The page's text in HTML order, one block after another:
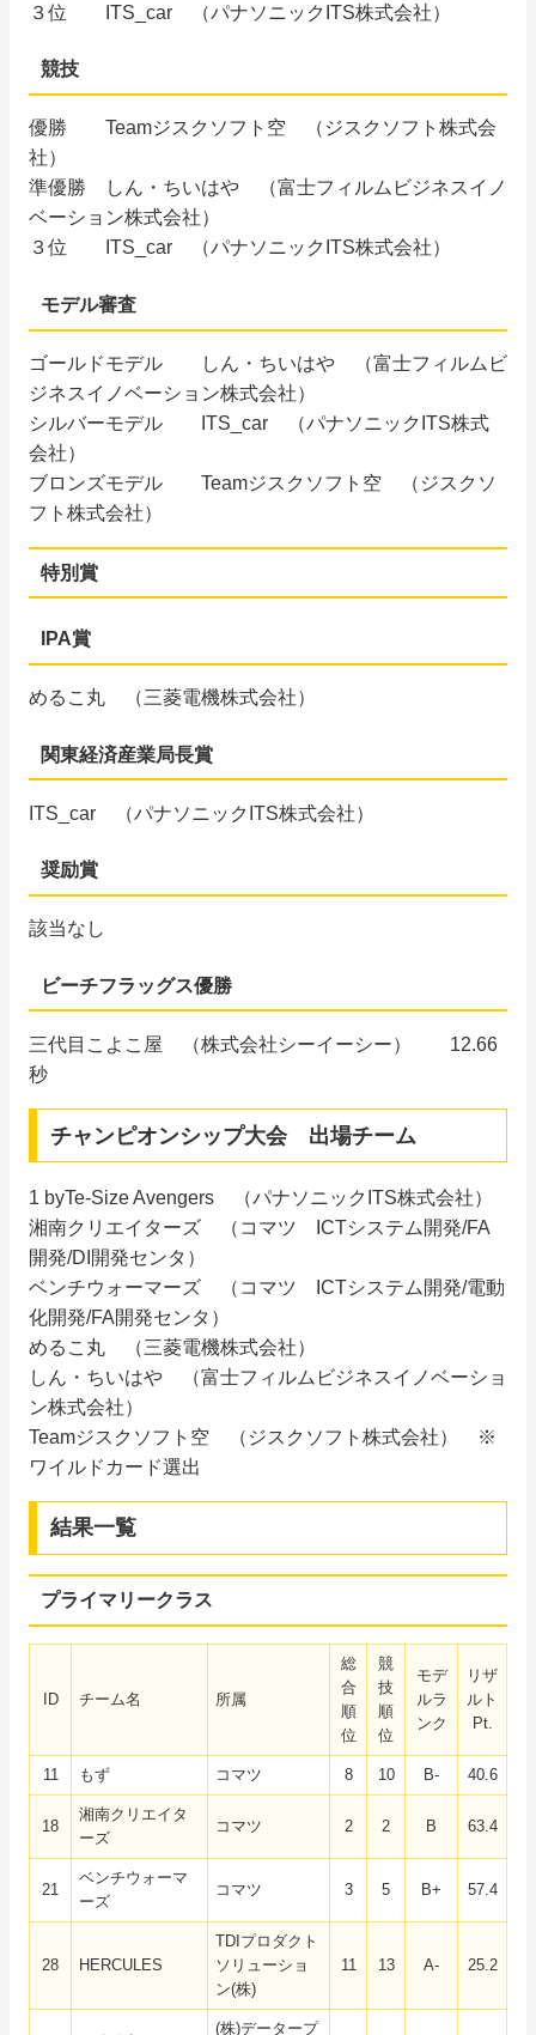
３位 ITS_car （パナソニックITS株式会社）
競技
優勝 Teamジスクソフト空 （ジスクソフト株式会
社）
準優勝 しん・ちいはや （富士フィルムビジネスイノ
ベーション株式会社）
３位 ITS_car （パナソニックITS株式会社）
モデル審査
ゴールドモデル しん・ちいはや （富士フィルムビ
ジネスイノベーション株式会社）
シルバーモデル ITS_car （パナソニックITS株式
会社）
ブロンズモデル Teamジスクソフト空 （ジスクソ
フト株式会社）
特別賞
IPA賞
めるこ丸 （三菱電機株式会社）
関東経済産業局長賞
ITS_car （パナソニックITS株式会社）
奨励賞
該当なし
ビーチフラッグス優勝
三代目こよこ屋 （株式会社シーイーシー） 12.66
秒
チャンピオンシップ大会 出場チーム
1 byTe-Size Avengers （パナソニックITS株式会社）
湘南クリエイターズ （コマツ ICTシステム開発/FA
開発/DI開発センタ）
ベンチウォーマーズ （コマツ ICTシステム開発/電動
化開発/FA開発センタ）
めるこ丸 （三菱電機株式会社）
しん・ちいはや （富士フィルムビジネスイノベーショ
ン株式会社）
Teamジスクソフト空 （ジスクソフト株式会社） ※
ワイルドカード選出
結果一覧
プライマリークラス
ID チーム名 所属
総
合
順
位
競
技
順
位
モデ
ルラ
ンク
リザ
ルト
Pt.
11 もず コマツ 8 10 B- 40.6
18
湘南クリエイタ
ーズ
コマツ 2 2 B 63.4
21
ベンチウォーマ
ーズ
コマツ 3 5 B+ 57.4
28 HERCULES
TDIプロダクト
ソリューショ
ン(株)
11 13 A- 25.2
(株)データープ